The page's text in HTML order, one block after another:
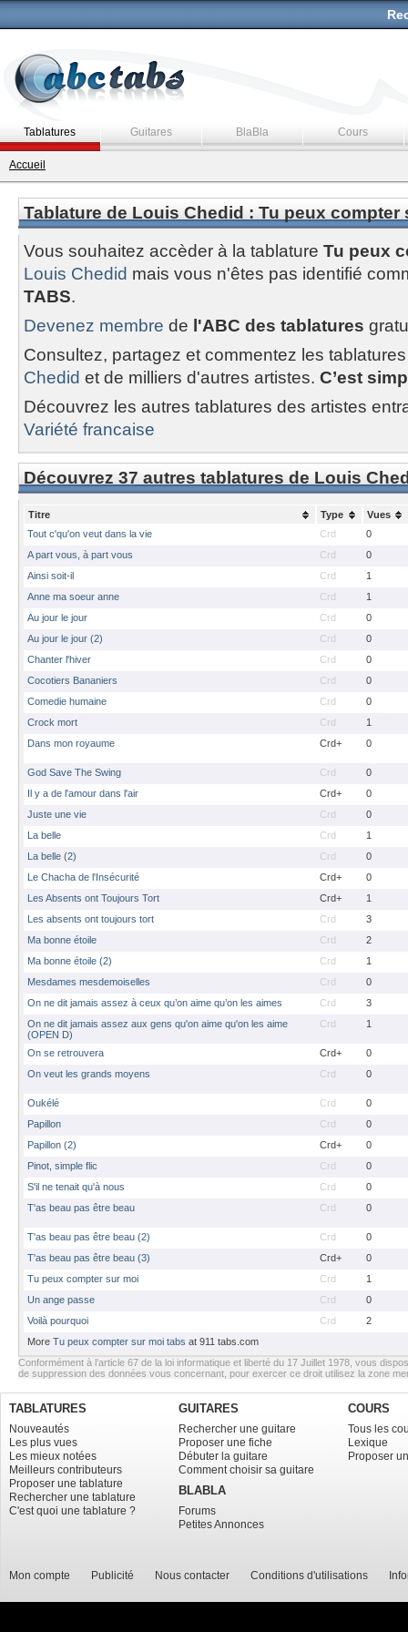
Tablatures Guitares BlaBla Cours
Accueil
Tablature de Louis Chedid : Tu peux compter
Vous souhaitez accèder à la tablature Tu peux
Louis Chedid mais vous n'êtes pas identifié
TABS.
Devenez membre de l'ABC des tablatures
Consultez, partagez et commentez les
Chedid et de milliers d'autres artistes. C’est
Découvrez les autres tablatures des artistes
Variété francaise
Découvrez 37 autres tablatures de Louis
Titre Type
Vues
Tout c'qu'on veut dans la vie
Crd
0
A part vous, à part vous
Crd
0
Ainsi soit-il
Crd
1
Anne ma soeur anne
Crd
1
Au jour le jour
Crd
0
Au jour le jour (2)
Crd
0
Chanter l'hiver
Crd
0
Cocotiers Bananiers
Crd
0
Comedie humaine
Crd
0
Crock mort
Crd
1
Dans mon royaume
Crd+ 0
God Save The Swing Crd
0
Il y a de l'amour dans l'air
Crd+
0
Juste une vie
Crd
0
La belle
Crd
1
La belle (2)
Crd
0
Le Chacha de l'Insécurité
Crd+
0
Les Absents ont Toujours Tort
Crd+
1
Les absents ont toujours tort
Crd
3
Ma bonne étoile
Crd
2
Ma bonne étoile (2)
Crd
1
Mesdames mesdemoiselles
Crd
0
On ne dit jamais assez à ceux qu’on aime qu’on les aimes
Crd
3
On ne dit jamais assez aux gens qu'on aime qu'on les aime
(OPEN D)
Crd 1
On se retrouvera Crd+
0
On veut les grands moyens
Crd 0
Oukélé Crd
0
Papillon
Crd
0
Papillon (2)
Crd+
0
Pinot, simple flic
Crd
0
S'il ne tenait qu'à nous
Crd
0
T'as beau pas être beau
Crd 0
T'as beau pas être beau (2) Crd
0
T'as beau pas être beau (3)
Crd+
0
Tu peux compter sur moi
Crd
1
Un ange passe
Crd
0
Voilà pourquoi
Crd
2
More Tu peux compter sur moi tabs at 911 tabs.com
Conformément à l’article 67 de la loi informatique et liberté du 17 Juillet 1978, vous
de suppression des données vous concernant, pour exercer ce droit utilisez la zone
TABLATURES
Nouveautés
Les plus vues
Les mieux notées
Meilleurs contributeurs
Proposer une tablature
Rechercher une tablature
C'est quoi une tablature ?
GUITARES
Rechercher une guitare
Proposer une fiche
Débuter la guitare
Comment choisir sa guitare
BLABLA
Forums
Petites Annonces
COURS
Tous les
Lexique
Proposer
Mon compte Publicité Nous contacter Conditions d'utilisations